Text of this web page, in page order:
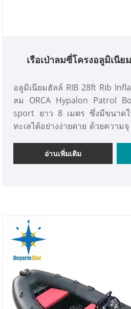
เรือเป่าลมซี่โครงอลูมิเนีย
อลูมิเนียมฮัลล์ RIB 28ft Rib
ลม ORCA Hypalon Patrol
sport ยาว 8 เมตร ซึ่งมีขนาด
ทะเลได้อย่างง่ายดาย ด้วยความ
และสำหรับใช้ร่วมกันในงานป
และทรงพลังเป็นตัวละครหลักขอ
อ่านเพิ่มเติม